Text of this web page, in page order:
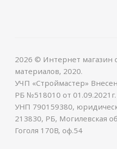
2026 © Интернет магазин
материалов, 2020.
УЧП «Строймастер»
РБ №518010 от 01.09.2021г.
УНП 790159380,
213830, РБ, Могилевская
Гоголя 170В, оф.54